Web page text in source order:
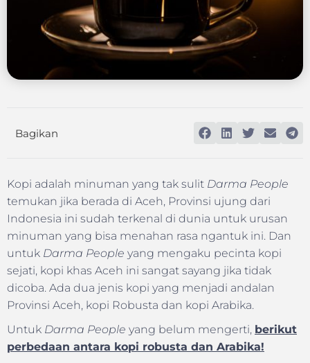
Bagikan
Kopi adalah minuman yang tak sulit Darma People
temukan jika berada di Aceh, Provinsi ujung dari
Indonesia ini sudah terkenal di dunia untuk urusan
minuman yang bisa menahan rasa ngantuk ini. Dan
untuk Darma People yang mengaku pecinta kopi
sejati, kopi khas Aceh ini sangat sayang jika tidak
dicoba. Ada dua jenis kopi yang menjadi andalan
Provinsi Aceh, kopi Robusta dan kopi Arabika.
Untuk Darma People yang belum mengerti, berikut
perbedaan antara kopi robusta dan Arabika!